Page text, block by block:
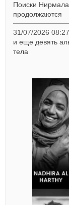
Поиски
продолжаются
31/07/2026 08:27
и еще девять
тела